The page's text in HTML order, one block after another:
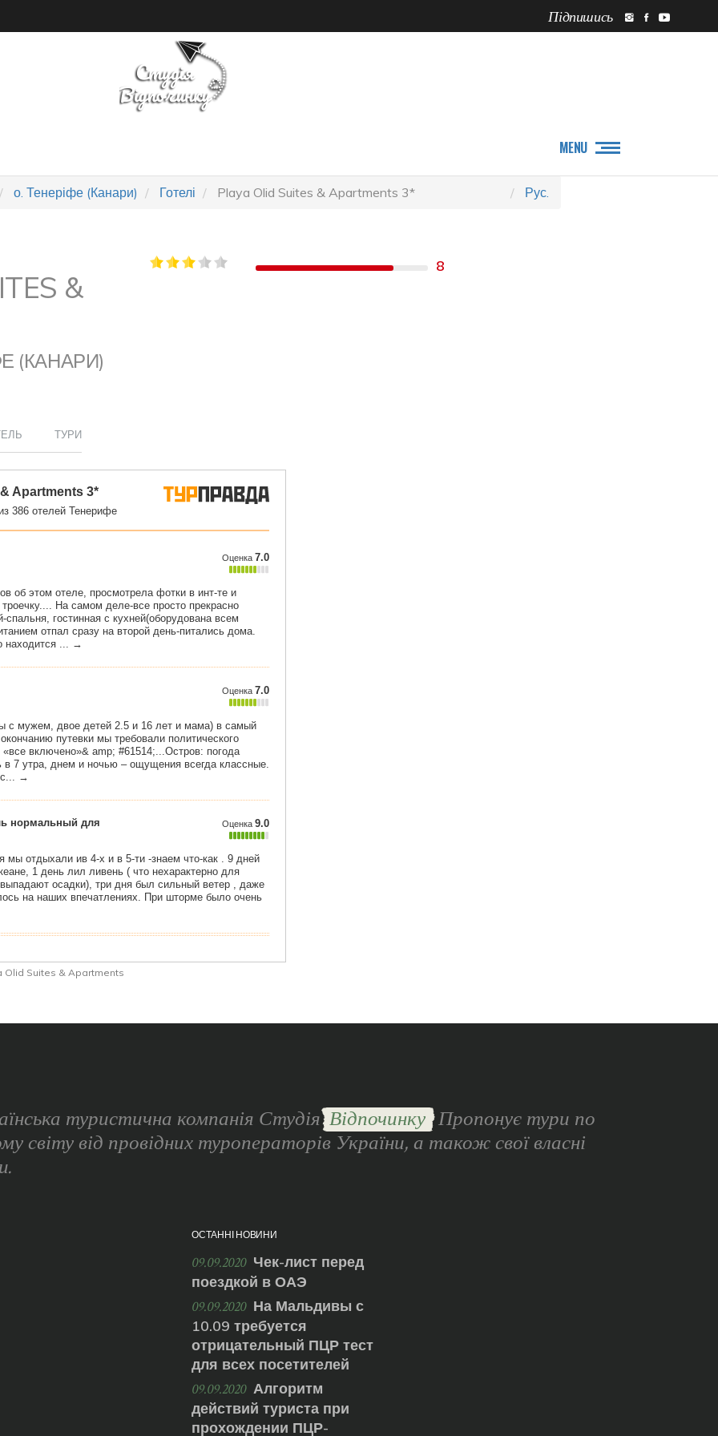
Підпишись
MENU
о. Тенеріфе (Канари) Готелі Playa Olid Suites & Apartments 3* Рус.
&
(КАНАРИ)
8
ТУРИ
Olid Suites & Apartments
туристична компанія СтудіяВідпочинку Пропонує тури по
світу від провідних туроператорів України, а також свої власні
ОСТАННІ НОВИНИ
09.09.2020 Чек-лист перед
поездкой в ОАЭ
09.09.2020 На Мальдивы с
10.09 требуется
отрицательный ПЦР тест
для всех посетителей
09.09.2020 Алгоритм
действий туриста при
прохождении ПЦР-